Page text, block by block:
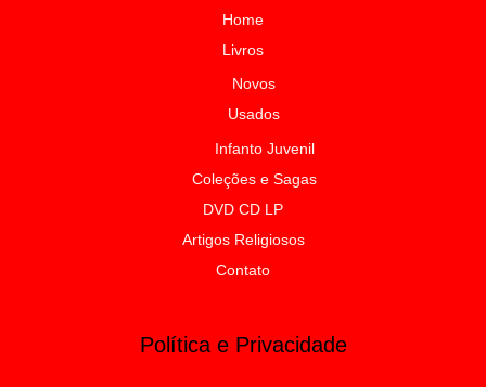
Home
Livros
Novos
Usados
Infanto Juvenil
Coleções e Sagas
DVD CD LP
Artigos Religiosos
Contato
Política e Privacidade